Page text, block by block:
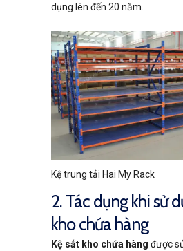
dụng lên đến 20 năm.
Kệ trung tải Hai My Rack
2. Tác dụng khi sử
kho chứa hàng
Kệ sắt kho chứa hàng được